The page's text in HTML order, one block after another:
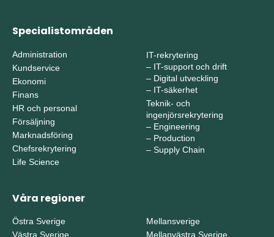
Specialistområden
Administration
Kundservice
Ekonomi
Finans
HR och personal
Försäljning
Marknadsföring
Chefsrekrytering
Life Science
IT-rekrytering
– IT-support och drift
– Digital utveckling
– IT-säkerhet
Teknik- och
ingenjörsrekrytering
– Engineering
– Production
– Supply Chain
Våra regioner
Östra Sverige
Västra Sverige
Mellansverige
Mellanvästra Sverige